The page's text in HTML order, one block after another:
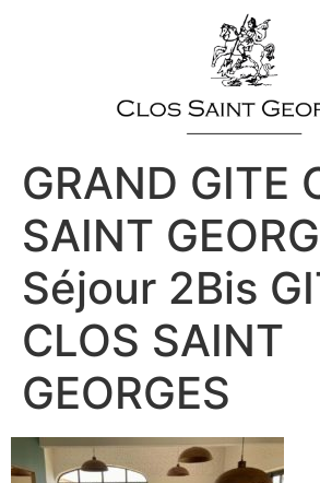
GRAND GITE
SAINT
Séjour 2Bis
CLOS SAINT
GEORGES